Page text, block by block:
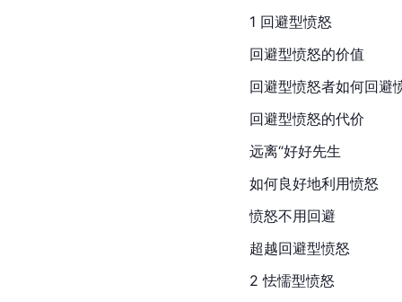
1 回避型愤怒
回避型愤怒的价值
回避型愤怒者如何回避
回避型愤怒的代价
远离“好好先生
如何良好地利用愤怒
愤怒不用回避
超越回避型愤怒
2 怯懦型愤怒